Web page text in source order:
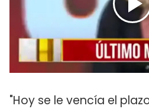
"Hoy se le vencía el